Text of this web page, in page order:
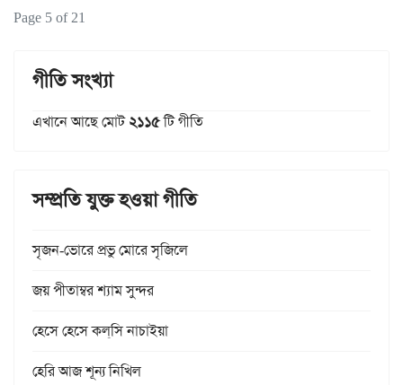
Page 5 of 21
গীতি সংখ্যা
এখানে আছে মোট২১১৫টি গীতি
সম্প্রতি যুক্ত হওয়া গীতি
সৃজন-ভোরে প্রভু মোরে সৃজিলে
জয় পীতাম্বর শ্যাম সুন্দর
হেসে হেসে কল্‌সি নাচাইয়া
হেরি আজ শূন্য নিখিল